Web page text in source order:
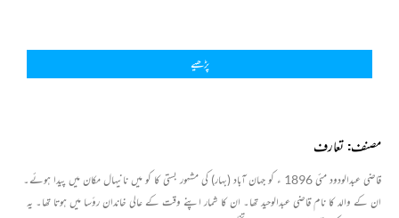
پڑھیے
مصنف: تعارف
قاضی عبدالودود مئی 1896 ء کو جہان آباد (بہار) کی مشہور بستی کا کو میں نانیہال مکان میں پیدا ہوئے۔
ان کے والد کا نام قاضی عبدالوحید تھا۔ ان کا شمار اپنے وقت کے عالی خاندان رؤسا میں ہوتا تھا۔ یہ